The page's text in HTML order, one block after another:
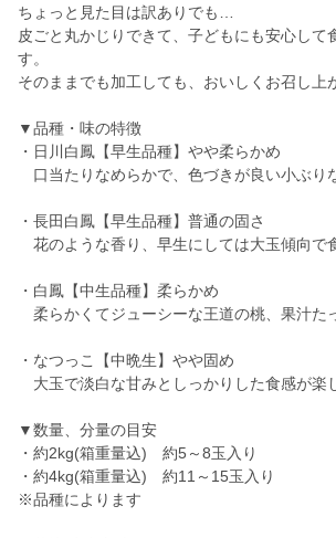
ちょっと見た目は訳ありでも…
皮ごと丸かじりできて、子どもにも安心して
す。
そのままでも加工しても、おいしくお召し上
▼品種・味の特徴
・日川白鳳【早生品種】やや柔らかめ
口当たりなめらかで、色づきが良い小ぶり
・長田白鳳【早生品種】普通の固さ
花のような香り、早生にしては大玉傾向で
・白鳳【中生品種】柔らかめ
柔らかくてジューシーな王道の桃、果汁た
・なつっこ【中晩生】やや固め
大玉で淡白な甘みとしっかりした食感が楽
▼数量、分量の目安
・約2kg(箱重量込) 約5～8玉入り
・約4kg(箱重量込) 約11～15玉入り
※品種によります